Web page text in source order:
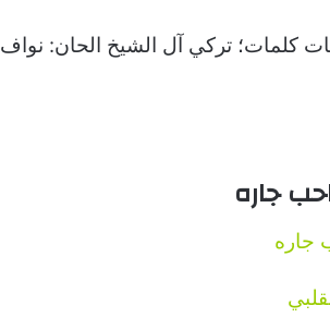
كلمات؛ تركي آل الشيخ الحان: نواف
جاره
جاره